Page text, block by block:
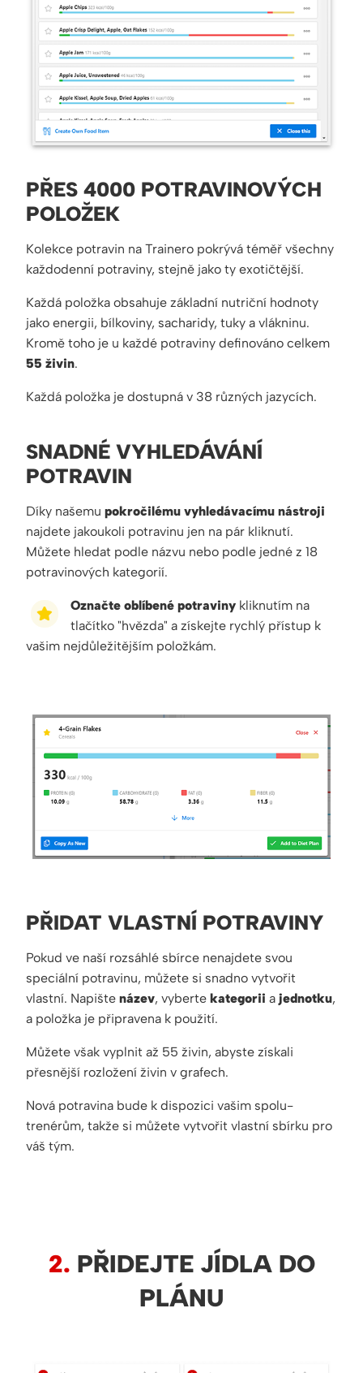
PŘES 4000 POTRAVINOVÝCH
POLOŽEK
Kolekce potravin na Trainero pokrývá téměř všechny
každodenní potraviny, stejně jako ty exotičtější.
Každá položka obsahuje základní nutriční hodnoty
jako energii, bílkoviny, sacharidy, tuky a vlákninu.
Kromě toho je u každé potraviny definováno celkem
55 živin.
Každá položka je dostupná v 38 různých jazycích.
SNADNÉ VYHLEDÁVÁNÍ
POTRAVIN
Díky našemu pokročilému vyhledávacímu nástroji
najdete jakoukoli potravinu jen na pár kliknutí.
Můžete hledat podle názvu nebo podle jedné z 18
potravinových kategorií.
Označte oblíbené potraviny kliknutím na
tlačítko "hvězda" a získejte rychlý přístup k
vašim nejdůležitějším položkám.
PŘIDAT VLASTNÍ POTRAVINY
Pokud ve naší rozsáhlé sbírce nenajdete svou
speciální potravinu, můžete si snadno vytvořit
vlastní. Napište název, vyberte kategorii a jednotku,
a položka je připravena k použití.
Můžete však vyplnit až 55 živin, abyste získali
přesnější rozložení živin v grafech.
Nová potravina bude k dispozici vašim spolu-
trenérům, takže si můžete vytvořit vlastní sbírku pro
váš tým.
2. PŘIDEJTE JÍDLA DO
PLÁNU